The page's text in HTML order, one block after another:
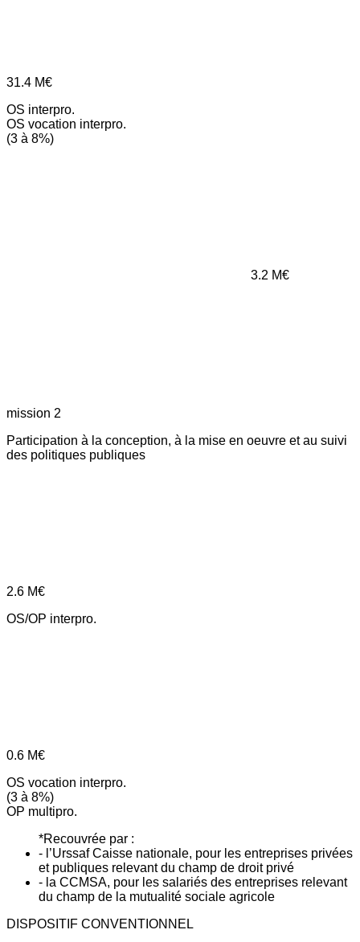
31.4 M€
OS interpro.
OS vocation interpro.
(3 à 8%)
3.2 M€
mission 2
Participation à la conception, à la mise en oeuvre et au suivi
des politiques publiques
2.6 M€
OS/OP interpro.
0.6 M€
OS vocation interpro.
(3 à 8%)
OP multipro.
*Recouvrée par :
- l’Urssaf Caisse nationale, pour les entreprises privées
et publiques relevant du champ de droit privé
- la CCMSA, pour les salariés des entreprises relevant
du champ de la mutualité sociale agricole
DISPOSITIF CONVENTIONNEL